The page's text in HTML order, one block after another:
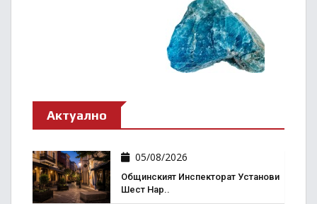
Актуално
05/08/2026
Общинският Инспекторат Установи
Шест Нар..